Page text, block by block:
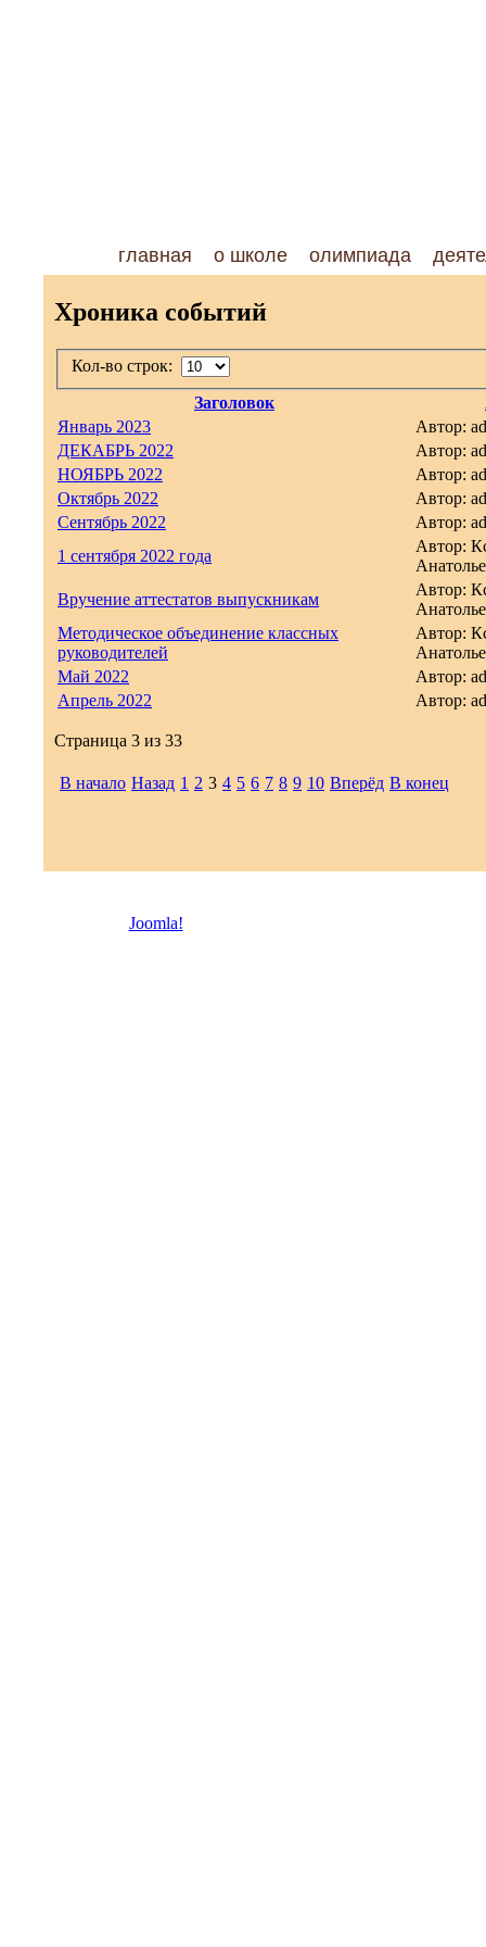
главная о школе олимпиада
Хроника событий
Кол-во строк:
Заголовок
Январь 2023
Автор:
ДЕКАБРЬ 2022
Автор:
НОЯБРЬ 2022
Автор:
Октябрь 2022
Автор:
Сентябрь 2022
Автор:
1 сентября 2022 года
Автор:
Вручение аттестатов выпускникам
Автор:
Методическое объединение классных
руководителей
Автор:
Май 2022
Автор:
Апрель 2022
Автор:
Страница 3 из 33
В начало Назад 1 2 3 4 5 6 7 8 9 10 Вперёд В конец
Joomla!